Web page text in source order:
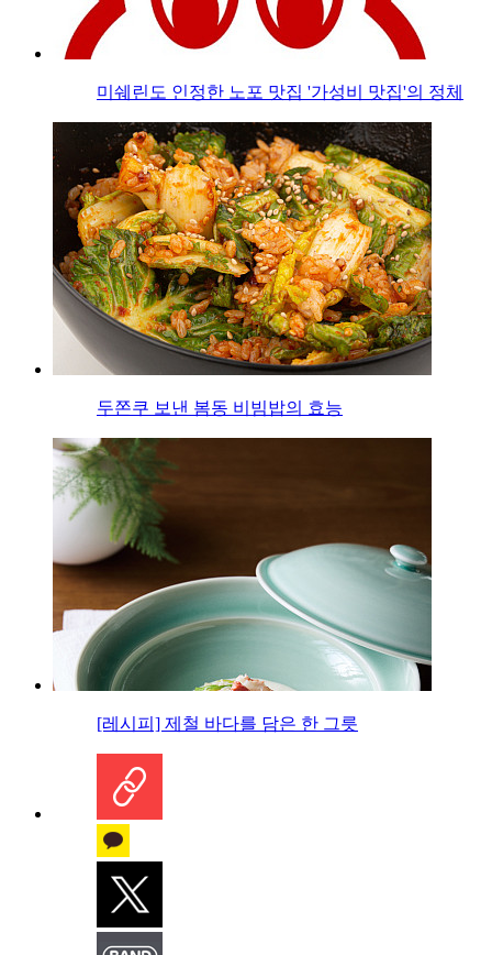
미쉐린도 인정한 노포 맛집 '가성비 맛집'의 정체
두쫀쿠 보낸 봄동 비빔밥의 효능
[레시피] 제철 바다를 담은 한 그릇